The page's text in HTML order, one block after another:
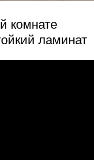
комнате
ламинат